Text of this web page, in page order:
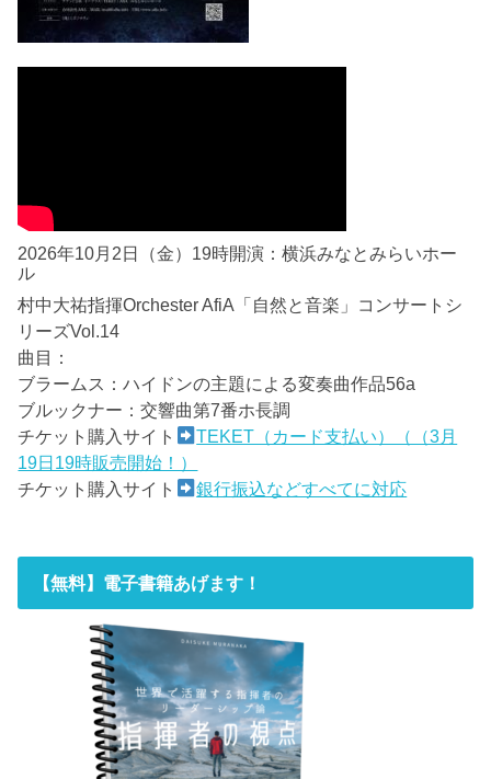
2026年10月2日（金）19時開演：横浜みなとみらいホー
ル
村中大祐指揮Orchester AfiA「自然と音楽」コンサートシ
リーズVol.14
曲目：
ブラームス：ハイドンの主題による変奏曲作品56a
ブルックナー：交響曲第7番ホ長調
チケット購入サイト
TEKET（カード支払い）（（3月
19日19時販売開始！）
チケット購入サイト
銀行振込などすべてに対応
【無料】電子書籍あげます！